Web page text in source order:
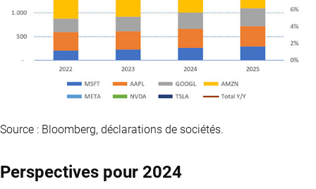
Source : Bloomberg, déclarations de sociétés.
Perspectives pour 2024